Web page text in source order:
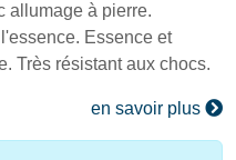
allumage à pierre.
Essence et
Très résistant aux chocs.
en savoir plus